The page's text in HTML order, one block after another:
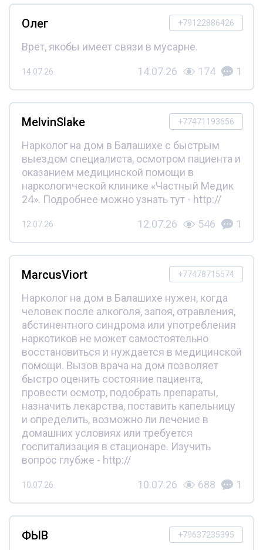
+79122886426
Олег
Врет, якобы имеет связи в мусарне.
14.07.26 14.07.26 174 1
+77471193656
MelvinSlake
Нарколог на дом в Балашихе с быстрым
выездом специалиста, осмотром пациента и
оказанием медицинской помощи в
наркологической клинике «Частный Медик
24». Подробнее можно узнать тут - http://
12.07.26 12.07.26 546 1
+77478715574
MarcusViort
Нарколог на дом в Балашихе нужен, когда
человек после алкоголя, запоя, отравления,
абстинентного синдрома или употребления
наркотиков не может самостоятельно
восстановиться и нуждается в медицинской
помощи. Вызов врача на дом позволяет
быстро оценить состояние пациента,
провести осмотр, подобрать препараты,
назначить лекарства, поставить капельницу
и определить, возможно ли лечение в
домашних условиях или требуется
госпитализация в стационаре. Изучить
вопрос глубже - http://
10.07.26 10.07.26 688 1
+79637235395
ФЫВ